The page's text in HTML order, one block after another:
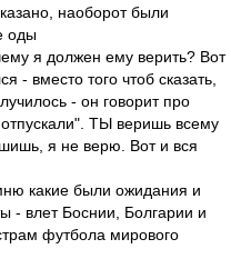
наоборот были
оды
я должен ему верить? Вот
- вместо того чтоб сказать,
- он говорит про
ТЫ веришь всему
я не верю. Вот и вся
какие были ожидания и
- влет Боснии, Болгарии и
футбола мирового